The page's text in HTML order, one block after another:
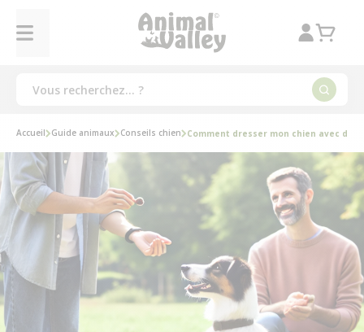
Accueil Guide animaux Conseils chien Comment dresser mon chien avec des